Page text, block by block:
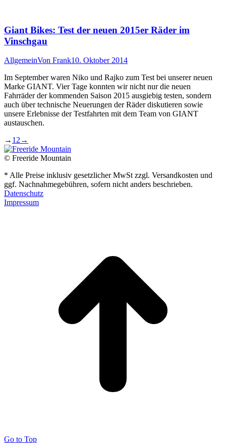
Giant Bikes: Test der neuen 2015er Räder im
Vinschgau
AllgemeinVon Frank10. Oktober 2014
Im September waren Niko und Rajko zum Test bei unserer neuen
Marke GIANT. Vier Tage konnten wir nicht nur die neuen
Fahrräder der kommenden Saison 2015 ausgiebig testen, sondern
auch über technische Neuerungen der Räder diskutieren sowie
unsere Erlebnisse der Testfahrten mit dem Team von GIANT
austauschen.
→ 1 2 →
© Freeride Mountain
* Alle Preise inklusiv gesetzlicher MwSt zzgl. Versandkosten und
ggf. Nachnahmegebühren, sofern nicht anders beschrieben.
Datenschutz
Impressum
Go to Top